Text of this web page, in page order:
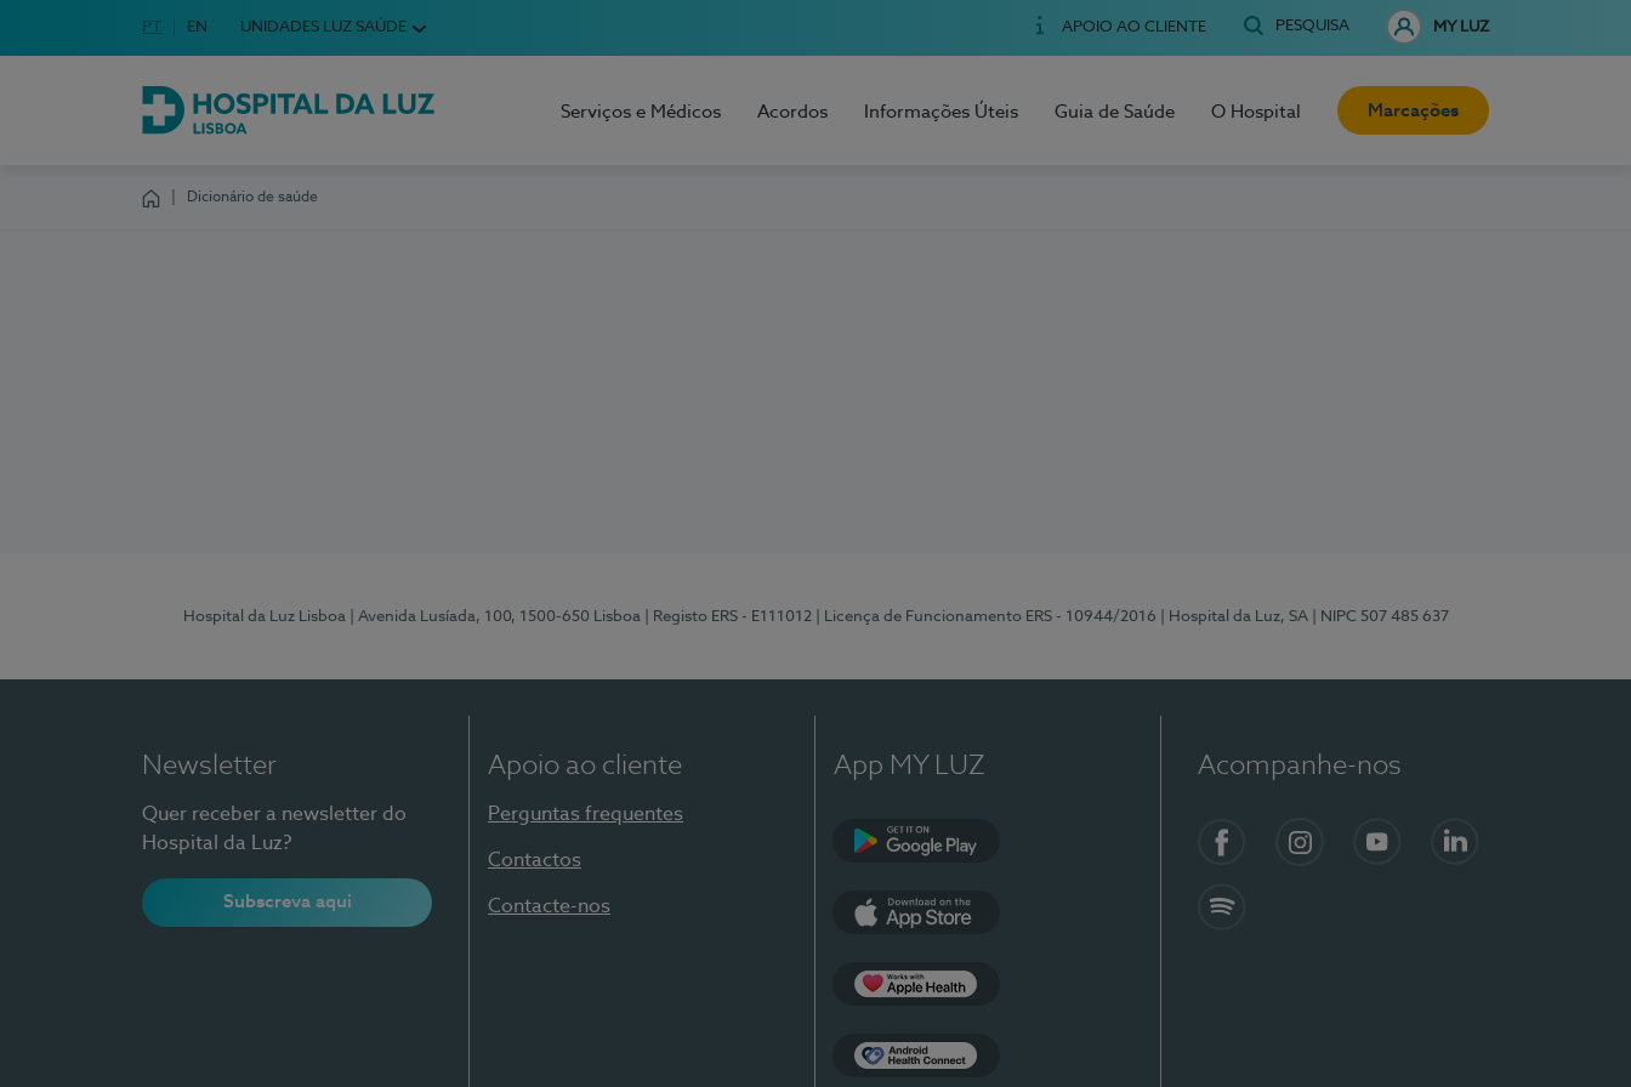
Escolha o seu idioma
Idioma em Português
PT English Language
EN UNIDADES LUZ SAÚDE APOIO AO CLIENTE PESQUISA MY LUZ
Hospital da Luz Lisboa
Serviços e Médicos Acordos Informações Úteis Guia de Saúde O Hospital Marcações
Dicionário de saúde
Hospital da Luz Lisboa | Avenida Lusíada, 100, 1500-650 Lisboa | Registo ERS - E111012 | Licença de Funcionamento ERS - 10944/2016 | Hospital da Luz, SA | NIPC 507 485 637
Newsletter
Quer receber a newsletter do
Hospital da Luz?
Subscreva aqui
Apoio ao cliente
Perguntas frequentes
Contactos
Contacte-nos
App MY LUZ Acompanhe-nos